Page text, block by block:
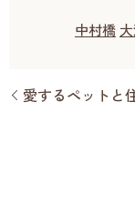
中村橋
愛するペットと